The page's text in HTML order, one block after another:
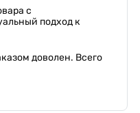
с
подход к
доволен. Всего